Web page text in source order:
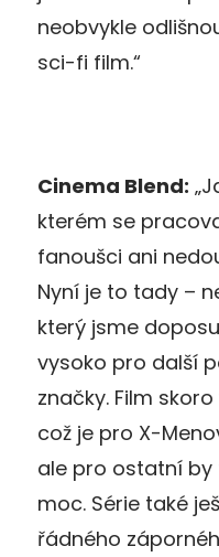
neobvykle
sci-fi film.“
Cinema Blend:
kterém se
fanoušci ani
Nyní je to tady –
který jsme
vysoko pro další
značky. Film
což je pro X-
ale pro ostatní
moc. Série také
řádného